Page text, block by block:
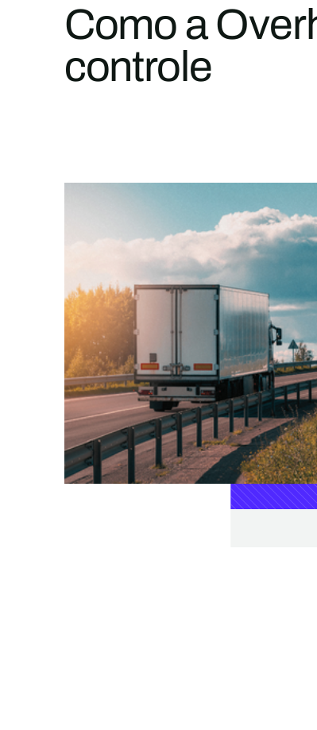
Como a
controle